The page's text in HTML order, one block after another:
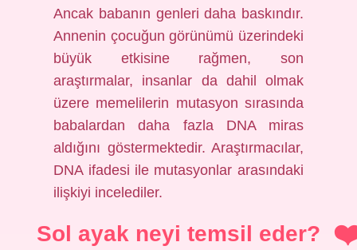
Ancak babanın genleri daha baskındır.
Annenin çocuğun görünümü üzerindeki
büyük etkisine rağmen, son
araştırmalar, insanlar da dahil olmak
üzere memelilerin mutasyon sırasında
babalardan daha fazla DNA miras
aldığını göstermektedir. Araştırmacılar,
DNA ifadesi ile mutasyonlar arasındaki
ilişkiyi incelediler.
Sol ayak neyi temsil eder?